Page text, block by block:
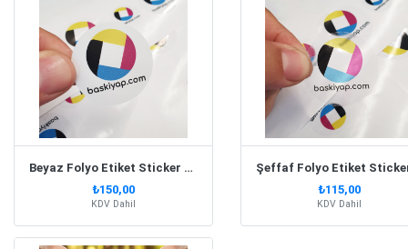
Beyaz Folyo Etiket Sticker Baskı
₺150,00
KDV Dahil
₺115,00
KDV Dahil